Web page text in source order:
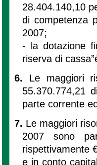
28.404.140,10
di competenza
2007;
- la dotazione
riserva di
6. Le maggiori
55.370.774,21
parte corrente
7. Le maggiori
2007 sono
rispettivamente
e in conto